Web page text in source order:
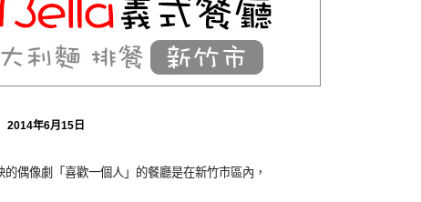
2014年6月15日
偶像劇「喜歡一個人」的餐廳是在新竹市區內，